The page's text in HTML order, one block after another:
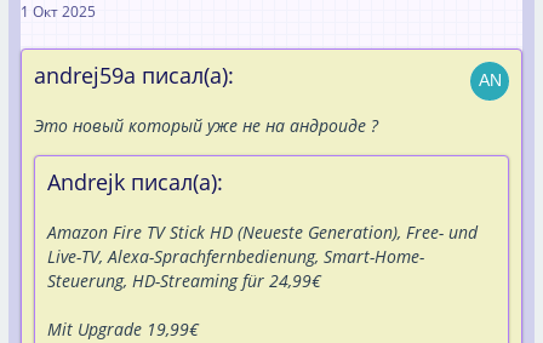
1 Окт 2025
andrej59a писал(а):
Это новый который уже не на андроиде ?
Andrejk писал(а):
Amazon Fire TV Stick HD (Neueste Generation), Free- und
Live-TV, Alexa-Sprachfernbedienung, Smart-Home-
Steuerung, HD-Streaming für 24,99€
Mit Upgrade 19,99€